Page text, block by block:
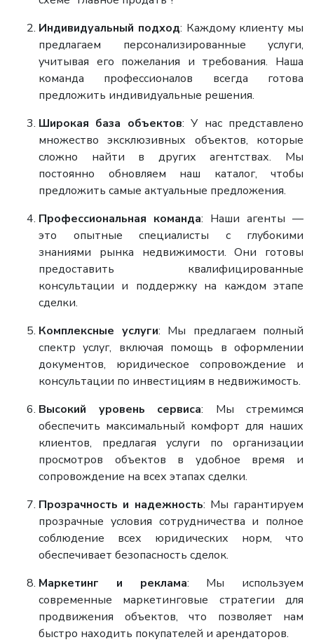
Индивидуальный подход: Каждому клиенту мы
предлагаем персонализированные услуги,
учитывая его пожелания и требования. Наша
команда профессионалов всегда готова
предложить индивидуальные решения.
Широкая база объектов: У нас представлено
множество эксклюзивных объектов, которые
сложно найти в других агентствах. Мы
постоянно обновляем наш каталог, чтобы
предложить самые актуальные предложения.
Профессиональная команда: Наши агенты —
это опытные специалисты с глубокими
знаниями рынка недвижимости. Они готовы
предоставить квалифицированные
консультации и поддержку на каждом этапе
сделки.
Комплексные услуги: Мы предлагаем полный
спектр услуг, включая помощь в оформлении
документов, юридическое сопровождение и
консультации по инвестициям в недвижимость.
Высокий уровень сервиса: Мы стремимся
обеспечить максимальный комфорт для наших
клиентов, предлагая услуги по организации
просмотров объектов в удобное время и
сопровождение на всех этапах сделки.
Прозрачность и надежность: Мы гарантируем
прозрачные условия сотрудничества и полное
соблюдение всех юридических норм, что
обеспечивает безопасность сделок.
Маркетинг и реклама: Мы используем
современные маркетинговые стратегии для
продвижения объектов, что позволяет нам
быстро находить покупателей и арендаторов.